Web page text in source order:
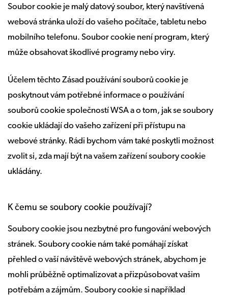
Soubor cookie je malý datový soubor, který navštívená
webová stránka uloží do vašeho počítače, tabletu nebo
mobilního telefonu. Soubor cookie není program, který
může obsahovat škodlivé programy nebo viry.
Účelem těchto Zásad používání souborů cookie je
poskytnout vám potřebné informace o používání
souborů cookie společností WSA a o tom, jak se soubory
cookie ukládají do vašeho zařízení při přístupu na
webové stránky. Rádi bychom vám také poskytli možnost
zvolit si, zda mají být na vašem zařízení soubory cookie
ukládány.
K čemu se soubory cookie používají?
Soubory cookie jsou nezbytné pro fungování webových
stránek. Soubory cookie nám také pomáhají získat
přehled o vaší návštěvě webových stránek, abychom je
mohli průběžně optimalizovat a přizpůsobovat vašim
potřebám a zájmům. Soubory cookie si například